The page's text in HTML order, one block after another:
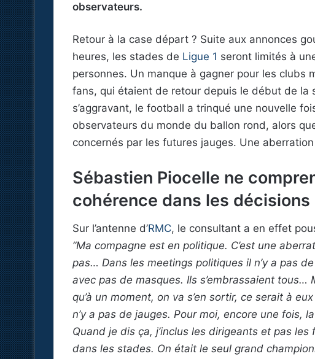
observateurs.
Retour à la case départ ? Suite aux annonces
heures, les stades de Ligue 1 seront limités à
personnes. Un manque à gagner pour les clubs
fans, qui étaient de retour depuis le début de la
s’aggravant, le football a trinqué une nouvelle
observateurs du monde du ballon rond, alors
concernés par les futures jauges. Une
Sébastien Piocelle ne
cohérence dans les
Sur l’antenne d’RMC, le consultant a en effet
“Ma compagne est en politique. C’est une
pas… Dans les meetings politiques il n’y a pas
avec pas de masques. Ils s’embrassaient tous…
qu’à un moment, on va s’en sortir, ce serait à
n’y a pas de jauges. Pour moi, encore une fois,
Quand je dis ça, j’inclus les dirigeants et pas
dans les stades. On était le seul grand